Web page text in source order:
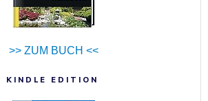
>> ZUM BUCH <<
KINDLE EDITION